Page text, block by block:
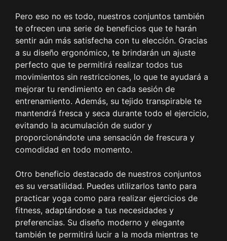
Pero eso no es todo, nuestros conjuntos también
te ofrecen una serie de beneficios que te harán
sentir aún más satisfecha con tu elección. Gracias
a su diseño ergonómico, te brindarán un ajuste
perfecto que te permitirá realizar todos tus
movimientos sin restricciones, lo que te ayudará a
mejorar tu rendimiento en cada sesión de
entrenamiento. Además, su tejido transpirable te
mantendrá fresca y seca durante todo el ejercicio,
evitando la acumulación de sudor y
proporcionándote una sensación de frescura y
comodidad en todo momento.
Otro beneficio destacado de nuestros conjuntos
es su versatilidad. Puedes utilizarlos tanto para
practicar yoga como para realizar ejercicios de
fitness, adaptándose a tus necesidades y
preferencias. Su diseño moderno y elegante
también te permitirá lucir a la moda mientras te